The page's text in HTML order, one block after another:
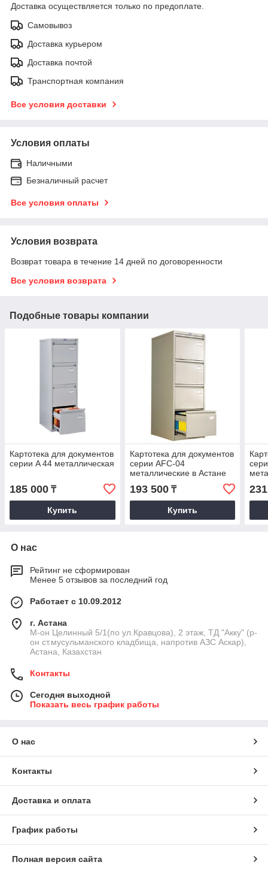
Доставка осуществляется только по предоплате.
Самовывоз
Доставка курьером
Доставка почтой
Транспортная компания
Все условия доставки
Условия оплаты
Наличными
Безналичный расчет
Все условия оплаты
Условия возврата
Возврат товара в течение 14 дней по договоренности
Все условия возврата
Подобные товары компании
Картотека для документов
серии A 44 металлическая
185 000 ₸
Купить
Картотека для документов
серии AFC-04
металлические в Астане
193 500₸
Купить
О нас
Рейтинг не сформирован
Менее 5 отзывов за последний год
Работает с 10.09.2012
г. Астана
М-он Целинный 5/1(по ул.Кравцова), 2 этаж, ТД "Акку" (р-
он ст.мусульманского кладбища, напротив АЗС Аскар),
Астана, Казахстан
Контакты
Сегодня выходной
Показать весь график работы
О нас
Контакты
Доставка и оплата
График работы
Полная версия сайта